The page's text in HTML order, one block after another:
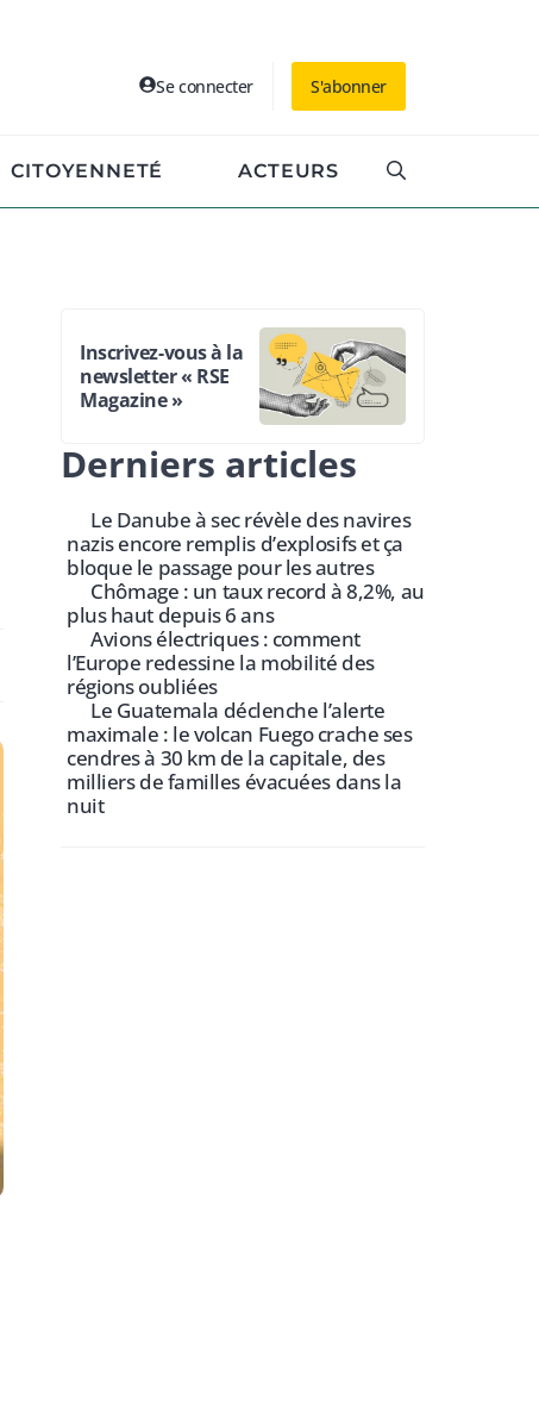
Se connecter S'abonner
CITOYENNETÉ ACTEURS
Inscrivez-vous à la
newsletter « RSE
Magazine »
Derniers articles
Le Danube à sec révèle des navires
nazis encore remplis d’explosifs et ça
bloque le passage pour les autres
Chômage : un taux record à 8,2%, au
plus haut depuis 6 ans
Avions électriques : comment
l’Europe redessine la mobilité des
régions oubliées
Le Guatemala déclenche l’alerte
maximale : le volcan Fuego crache ses
cendres à 30 km de la capitale, des
milliers de familles évacuées dans la
nuit